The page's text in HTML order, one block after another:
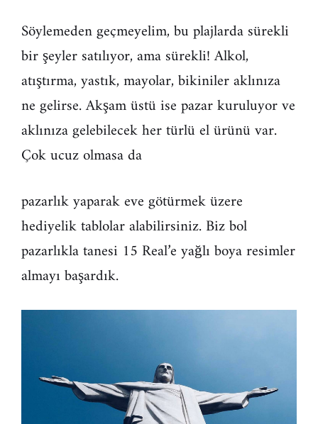
Söylemeden geçmeyelim, bu plajlarda sürekli
bir şeyler satılıyor, ama sürekli! Alkol,
atıştırma, yastık, mayolar, bikiniler aklınıza
ne gelirse. Akşam üstü ise pazar kuruluyor ve
aklınıza gelebilecek her türlü el ürünü var.
Çok ucuz olmasa da
pazarlık yaparak eve götürmek üzere
hediyelik tablolar alabilirsiniz. Biz bol
pazarlıkla tanesi 15 Real’e yağlı boya resimler
almayı başardık.